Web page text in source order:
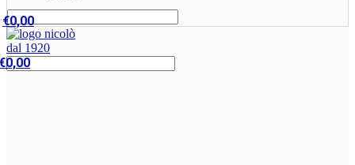
€0,00
0,00